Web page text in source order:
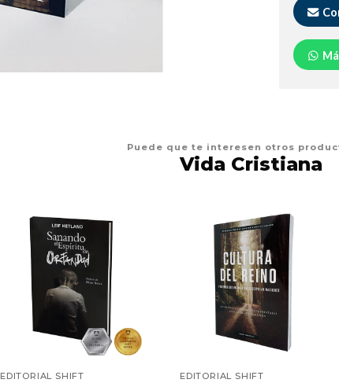
Puede que te interesen otros
Vida Cristiana
EDITORIAL SHIFT EDITORIAL SHIFT